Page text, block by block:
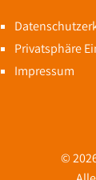
Privatsphäre
Impressum
©